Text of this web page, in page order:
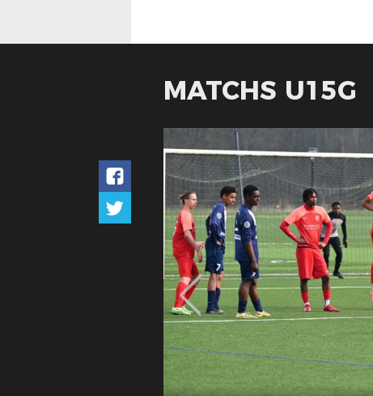
MATCHS U15G